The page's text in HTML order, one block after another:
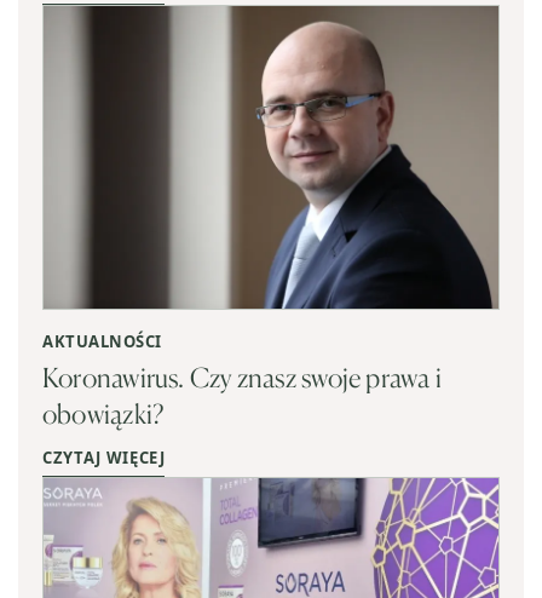
AKTUALNOŚCI
Koronawirus. Czy znasz swoje prawa i
obowiązki?
CZYTAJ WIĘCEJ